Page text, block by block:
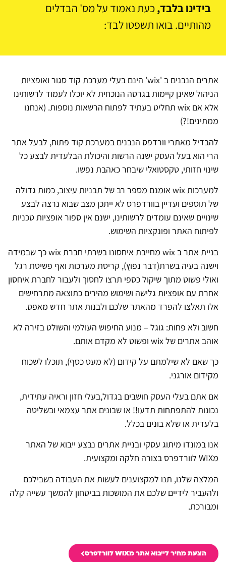
בידינו בלבד,כעת נאמוד על מס' הבדלים
מהותיים. בואו תשפטו לבד:
אתרים הנבנים ב 'wix' הינם בעלי מערכת קוד סגור ואופציות
הניהול שאינן קיימות בגרסה הנוכחית לא יוכלו לעמוד לרשותינו
אלא אם wix תחליט בעתיד לפתוח הרשאות נוספות. (אנחנו
ממתינים!?)
להבדיל מאתרי וורדפס הנבנים במערכת קוד פתוח, לבעל אתר
הרי הוא בעל העסק ישנה הרשות והיכולת הבלעדית לבצע כל
שינוי חזותי, טקסטואלי שיבחר כאהבת נפשו.
למערכות wix אומנם מספר רב של תבניות עיצוב, כמות גדולה
של תוספים ועדיין בוורדפרס לא ייתכן מצב שבוא נרצה לבצע
שינויים שאינם עומדים לרשותינו, ישנם אין ספור אופציות טכניות
לפיתוח האתר ופונקציות השימוש.
בניית אתר ב wix מחייבת איחסונו בשרתי חברת wix כך שבמידה
וישנה בעיה בשרת(דבר נפוץ), קריסת מערכות ואף פשיטת רגל
ואולי פשוט מתוך שיקול כספי תרצו לחסוך ולעבור לחברת איחסון
אחרת עם אופציות גלישה ושימוש מהירים כתוצאה מתרחישים
אלו תאלצו להפרד מהאתר שלכם ולבנות אתר חדש מאפס.
חשוב ולא פחות: גוגל – מנוע החיפוש העולמי והשולט בזירה לא
אוהב אתרים של wix ופשוט לא מקדם אותם.
כך שאם לא שילמתם על קידום (לא מעט כסף), תוכלו לשכוח
מקידום אורגני.
אם אתם בעלי העסק חושבים בגדול,בעלי חזון וראיה עתידית,
נכונות להתפתחות תדעו!! או שבונים אתר עצמאי ובשליטה
בלעדית או שלא בונים בכלל.
אנו במונדו מיתוג עסקי ובניית אתרים נבצע ייבוא של האתר
מWIX לוורדפרס בצורה חלקה ומקצועית.
המלצה שלנו, תנו למקצוענים לעשות את העבודה בשבילכם
ולהעביר לידיים שלכם את המושכות בביטחון להמשך עשייה קלה
ומבורכת.
הצעת מחיר לייבוא אתר מWIX לוורדפרס